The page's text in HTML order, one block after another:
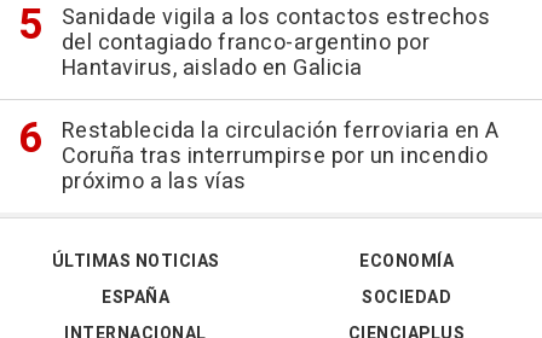
Sanidade vigila a los contactos estrechos
del contagiado franco-argentino por
Hantavirus, aislado en Galicia
Restablecida la circulación ferroviaria en A
Coruña tras interrumpirse por un incendio
próximo a las vías
ÚLTIMAS NOTICIAS
ESPAÑA
ECONOMÍA
SOCIEDAD